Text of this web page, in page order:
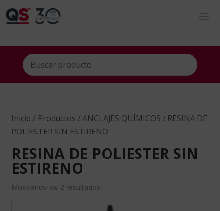
Inicio / Productos /ANCLAJES QUÍMICOS / RESINA DE
POLIESTER SIN ESTIRENO
RESINA DE POLIESTER SIN
ESTIRENO
Mostrando los 2 resultados